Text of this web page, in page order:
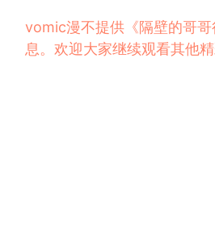
vomic漫不提供《隔壁的哥
息。欢迎大家继续观看其他